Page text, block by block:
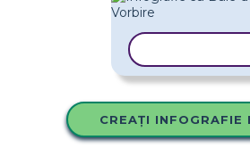
CREAȚI INFOGRAFIE